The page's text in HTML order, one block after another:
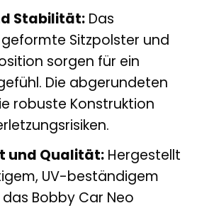
Stabilität:Das
Sitzpolster und
sorgen für ein
Die abgerundeten
robuste Konstruktion
und Qualität:Hergestellt
UV-beständigem
Bobby Car Neo